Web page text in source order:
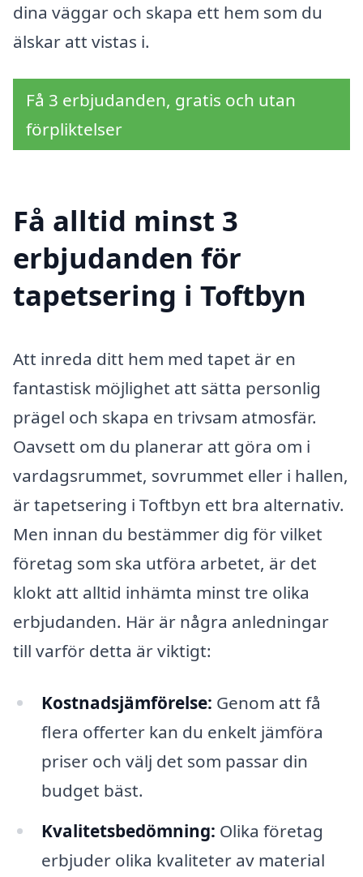
dina väggar och skapa ett hem som du
älskar att vistas i.
Få 3 erbjudanden, gratis och utan
förpliktelser
Få alltid minst 3
erbjudanden för
tapetsering i Toftbyn
Att inreda ditt hem med tapet är en
fantastisk möjlighet att sätta personlig
prägel och skapa en trivsam atmosfär.
Oavsett om du planerar att göra om i
vardagsrummet, sovrummet eller i hallen,
är tapetsering i Toftbyn ett bra alternativ.
Men innan du bestämmer dig för vilket
företag som ska utföra arbetet, är det
klokt att alltid inhämta minst tre olika
erbjudanden. Här är några anledningar
till varför detta är viktigt:
Kostnadsjämförelse: Genom att få
flera offerter kan du enkelt jämföra
priser och välj det som passar din
budget bäst.
Kvalitetsbedömning: Olika företag
erbjuder olika kvaliteter av material